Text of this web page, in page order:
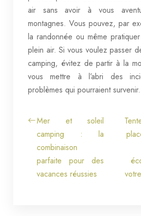
air sans avoir à vous
montagnes. Vous pouvez, par
la randonnée ou même
plein air. Si vous voulez passer
camping, évitez de partir à la
vous mettre à l’abri des
problèmes qui pourraient survenir.
Mer et soleil
camping : la
combinaison
parfaite pour des
vacances réussies